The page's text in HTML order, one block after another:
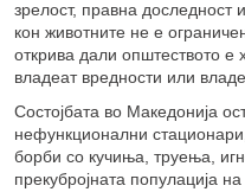
зрелост, правна доследност
кон животните не е
открива дали општеството
владеат вредности или
Состојбата во Македонија
нефункционални
борби со кучиња, труења,
прекубројната популација